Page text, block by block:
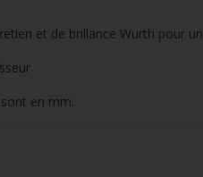
et de brillance Wurth pour
en mm.